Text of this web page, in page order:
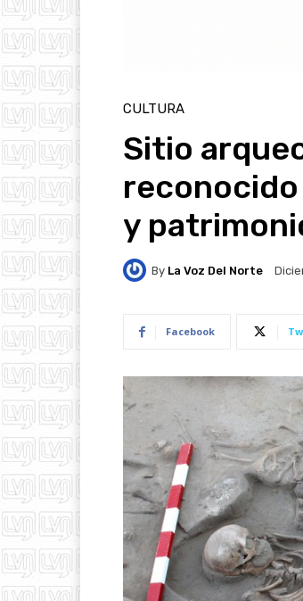
CULTURA
Sitio
y
By La Voz Del Norte
Facebook